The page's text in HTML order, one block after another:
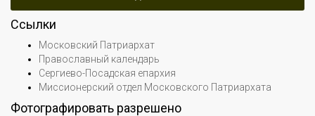
Ссылки
Московский Патриархат
Православный календарь
Сергиево-Посадская епархия
Миссионерский отдел Московского Патриархата
Фотографировать разрешено